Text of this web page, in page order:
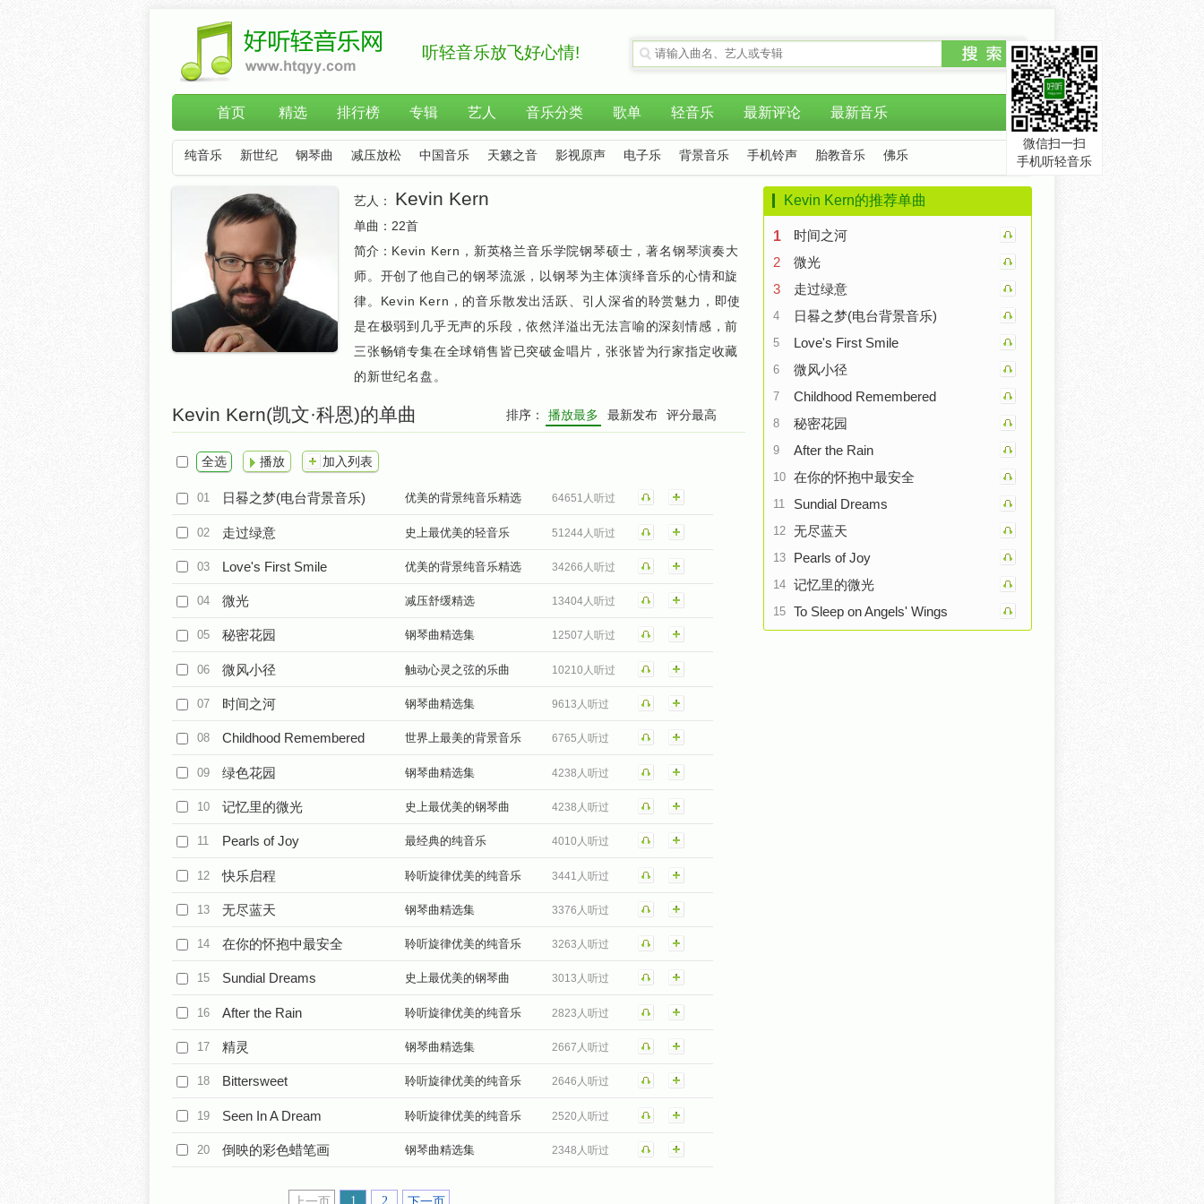
听轻音乐放飞好心情!
首页 精选 排行榜 专辑 艺人 音乐分类 歌单 轻音乐 最新评论 最新音乐
纯音乐 新世纪 钢琴曲 减压放松 中国音乐 天籁之音 影视原声 电子乐 背景音乐 手机铃声 胎教音乐 佛乐
艺人： Kevin Kern
单曲： 22首
简介： Kevin Kern，新英格兰音乐学院钢琴硕士，著名钢琴演奏大
师。开创了他自己的钢琴流派，以钢琴为主体演绎音乐的心情和旋
律。Kevin Kern，的音乐散发出活跃、引人深省的聆赏魅力，即使
是在极弱到几乎无声的乐段，依然洋溢出无法言喻的深刻情感，前
三张畅销专集在全球销售皆已突破金唱片，张张皆为行家指定收藏
的新世纪名盘。
Kevin Kern(凯文·科恩)的单曲 排序： 播放最多 最新发布 评分最高
全选 播放 加入列表
01 日晷之梦(电台背景音乐) 优美的背景纯音乐精选 64651人听过
02 走过绿意 史上最优美的轻音乐 51244人听过
03 Love's First Smile 优美的背景纯音乐精选 34266人听过
04 微光 减压舒缓精选 13404人听过
05 秘密花园 钢琴曲精选集 12507人听过
06 微风小径 触动心灵之弦的乐曲 10210人听过
07 时间之河 钢琴曲精选集 9613人听过
08 Childhood Remembered 世界上最美的背景音乐 6765人听过
09 绿色花园 钢琴曲精选集 4238人听过
10 记忆里的微光 史上最优美的钢琴曲 4238人听过
11 Pearls of Joy 最经典的纯音乐 4010人听过
12 快乐启程 聆听旋律优美的纯音乐 3441人听过
13 无尽蓝天 钢琴曲精选集 3376人听过
14 在你的怀抱中最安全 聆听旋律优美的纯音乐 3263人听过
15 Sundial Dreams 史上最优美的钢琴曲 3013人听过
16 After the Rain 聆听旋律优美的纯音乐 2823人听过
17 精灵 钢琴曲精选集 2667人听过
18 Bittersweet 聆听旋律优美的纯音乐 2646人听过
19 Seen In A Dream 聆听旋律优美的纯音乐 2520人听过
20 倒映的彩色蜡笔画 钢琴曲精选集 2348人听过
1 2
Kevin Kern的推荐单曲
1
时间之河
2
微光
3
走过绿意
4 日晷之梦(电台背景音乐)
5 Love's First Smile
6 微风小径
7 Childhood Remembered
8 秘密花园
9 After the Rain
10 在你的怀抱中最安全
11 Sundial Dreams
12 无尽蓝天
13 Pearls of Joy
14 记忆里的微光
15 To Sleep on Angels' Wings
微信扫一扫
手机听轻音乐